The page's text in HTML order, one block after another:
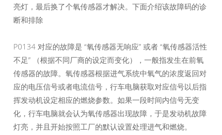
亮灯，最后换了个氧传感器才解决。下面介绍该故障码的诊
断和排除
P0134 对应的故障是 “氧传感器无响应” 或者 “氧传感器活性
不足” （根据不同厂商的设定而变化），一般指发生在前氧
传感器的故障。氧传感器根据进气系统中氧气的浓度返回对
应的电压信号或者电流信号，行车电脑获取对应信号以后指
挥发动机设定相应的燃烧参数。如果一段时间内信号无变
化，行车电脑就会认为氧传感器出现故障，于是发动机故障
灯亮，并且开始按照工厂的默认设置处理进气和燃烧。